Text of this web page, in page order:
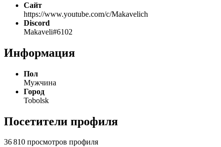
Сайт
https://www.youtube.com/c/Makavelich
Discord
Makaveli#6102
Информация
Пол
Мужчина
Город
Tobolsk
Посетители профиля
36 810 просмотров профиля